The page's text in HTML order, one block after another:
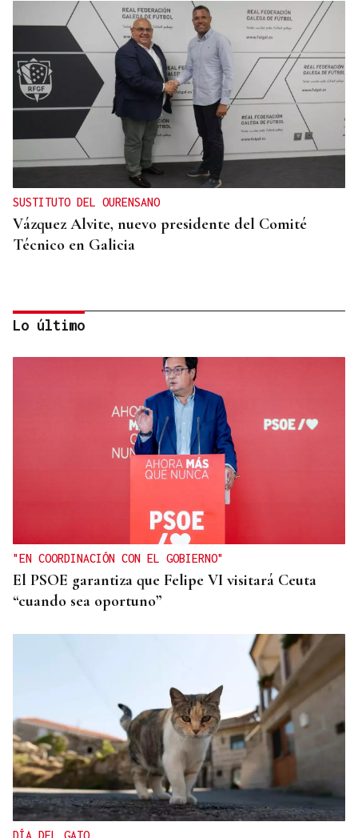
SUSTITUTO DEL OURENSANO
Vázquez Alvite, nuevo presidente del Comité
Técnico en Galicia
Santi Aldama, jugador de la NBA, visita Ourense
Lo último
"EN COORDINACIÓN CON EL GOBIERNO"
El PSOE garantiza que Felipe VI visitará Ceuta
“cuando sea oportuno”
DÍA DEL GATO